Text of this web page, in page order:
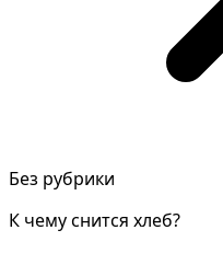
Без рубрики
К чему снится хлеб?